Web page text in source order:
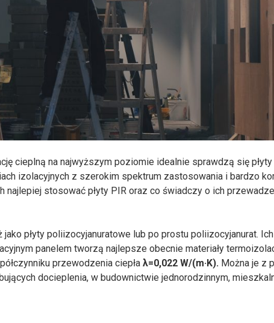
cieplną na najwyższym poziomie idealnie sprawdzą się
izolacyjnych z szerokim spektrum zastosowania i bardzo
najlepiej stosować płyty PIR oraz co świadczy o ich
płyty poliizocyjanuratowe lub po prostu poliizocyjanurat.
panelem tworzą najlepsze obecnie materiały
przewodzenia ciepłaλ=0,022 W/(m·K). Można je z
docieplenia, w budownictwie jednorodzinnym,